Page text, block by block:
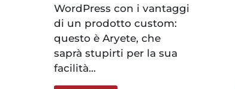
WordPress con i vantaggi
di un prodotto custom:
questo è Aryete, che
saprà stupirti per la sua
facilità…